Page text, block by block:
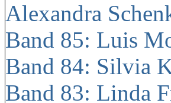
Alexandra
Band 85: Luis
Band 84: Silvia
Band 83: Linda